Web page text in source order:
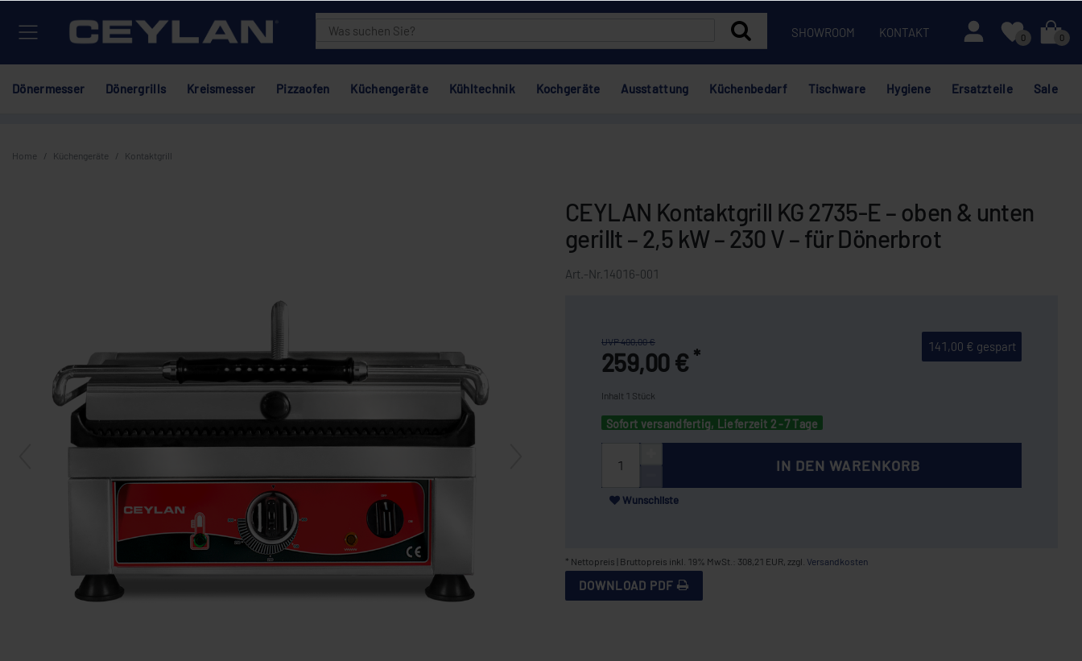
SHOWROOM KONTAKT
Mein Konto
0
0
Dönermesser Dönergrills Kreismesser Pizzaofen Küchengeräte Kühltechnik Kochgeräte Ausstattung Küchenbedarf Tischware Hygiene Ersatzteile Sale
Home Küchengeräte Kontaktgrill
CEYLAN Kontaktgrill KG 2735-E – oben & unten
gerillt – 2,5 kW – 230 V – für Dönerbrot
Art.-Nr. 14016-001
141,00 € gespart
UVP 400,00 €
259,00 € *
Inhalt 1 Stück
Sofort versandfertig, Lieferzeit 2 -7 Tage
IN DEN WARENKORB
Wunschliste
* Nettopreis | Bruttopreis inkl. 19% MwSt.: 308,21 EUR, zzgl. Versandkosten
DOWNLOAD PDF